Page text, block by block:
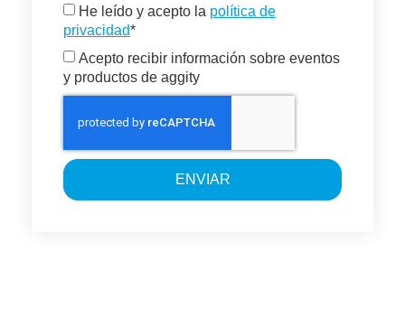
He leído y acepto la política de
privacidad*
Acepto recibir información sobre eventos
y productos de aggity
ENVIAR